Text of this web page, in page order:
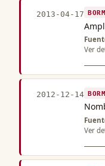
2013-04-17
Ver
2012-12-14
Ver